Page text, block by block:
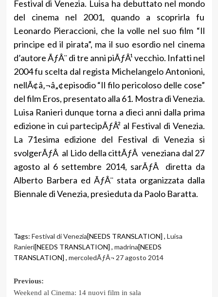
Festival di Venezia. Luisa ha debuttato nel mondo
del cinema nel 2001, quando a scoprirla fu
Leonardo Pieraccioni, che la volle nel suo film “Il
principe ed il pirata”, ma il suo esordio nel cinema
d’autore ÃƒÂ¨ di tre anni piÃƒÂ¹ vecchio. Infatti nel
2004 fu scelta dal regista Michelangelo Antonioni,
nellÃ¢â‚¬â„¢episodio “Il filo pericoloso delle cose”
del film Eros, presentato alla 61. Mostra di Venezia.
Luisa Ranieri dunque torna a dieci anni dalla prima
edizione in cui partecipÃƒÂ² al Festival di Venezia.
La 71esima edizione del Festival di Venezia si
svolgerÃƒÂ al Lido della cittÃƒÂ veneziana dal 27
agosto al 6 settembre 2014, sarÃƒÂ diretta da
Alberto Barbera ed ÃƒÂ¨ stata organizzata dalla
Biennale di Venezia, presieduta da Paolo Baratta.
Tags: Festival di Venezia[NEEDS TRANSLATION] , Luisa
Ranieri[NEEDS TRANSLATION] , madrina[NEEDS
TRANSLATION] , mercoledÃƒÂ¬ 27 agosto 2014
Post
Previous:
Weekend al Cinema: 14 nuovi film in sala